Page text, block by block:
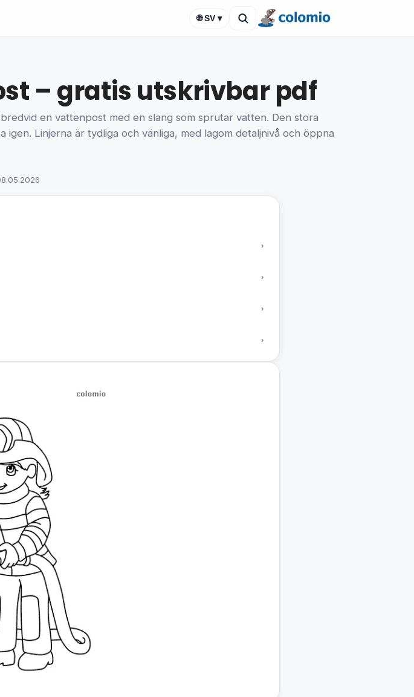
🌐 SV ▾
– gratis utskrivbar pdf
en vattenpost med en slang som sprutar vatten. Den stora
Linjerna är tydliga och vänliga, med lagom detaljnivå och öppna
›
›
›
›